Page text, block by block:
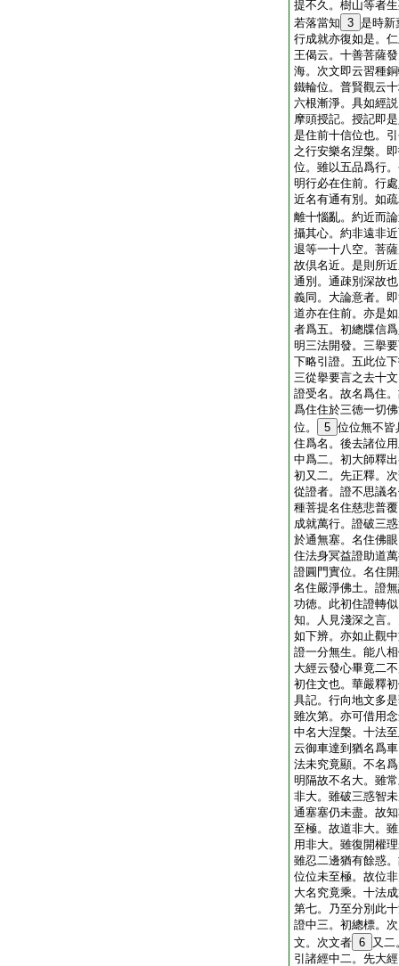
提不久。樹山等者
若落當知 3 是時新
行成就亦復如是。
王偈云。十善菩薩
海。次文即云習種
鐵輪位。普賢觀云
六根漸淨。具如經
摩頭授記。授記即
是住前十信位也。
之行安樂名涅槃。
位。雖以五品爲行
明行必在住前。行
近名有通有別。如
離十惱亂。約近而
攝其心。約非遠非
退等一十八空。菩
故倶名近。是則所
通別。通疎別深故
義同。大論意者。
道亦在住前。亦是
者爲五。初總牒信
明三法開發。三擧
下略引證。五此位
三從擧要言之去十
證受名。故名爲住
爲住住於三徳一切
位。
5 位位無不皆
住爲名。後去諸位
中爲二。初大師釋
初又二。先正釋。
從證者。證不思議
種菩提名住慈悲普
成就萬行。證破三
於通無塞。名住佛
住法身冥益證助道
證圓門實位。名住
名住嚴淨佛土。證
功徳。此初住證轉
知。人見淺深之言
如下辨。亦如止觀
證一分無生。能八
大經云發心畢竟二
初住文也。華嚴釋
具記。行向地文多
雖次第。亦可借用
中名大涅槃。十法
云御車達到猶名爲
法未究竟顯。不名
明隔故不名大。雖
非大。雖破三惑智
通塞塞仍未盡。故
至極。故道非大。
用非大。雖復開權
雖忍二邊猶有餘惑
位位未至極。故位
大名究竟乘。十法
第七。乃至分別此
證中三。初總標。
文。次文者 6 又二
引諸經中二。先大